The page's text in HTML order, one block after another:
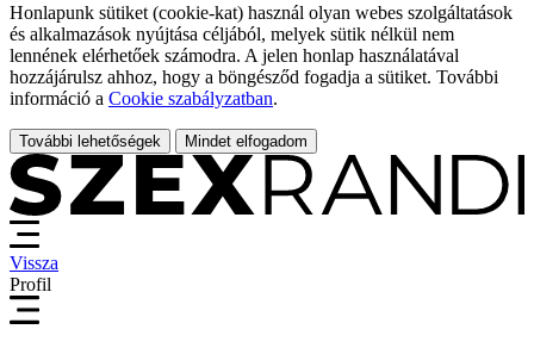
Honlapunk sütiket (cookie-kat) használ olyan webes szolgáltatások
és alkalmazások nyújtása céljából, melyek sütik nélkül nem
lennének elérhetőek számodra. A jelen honlap használatával
hozzájárulsz ahhoz, hogy a böngésződ fogadja a sütiket. További
információ a Cookie szabályzatban.
További lehetőségek Mindet elfogadom
Vissza
Profil